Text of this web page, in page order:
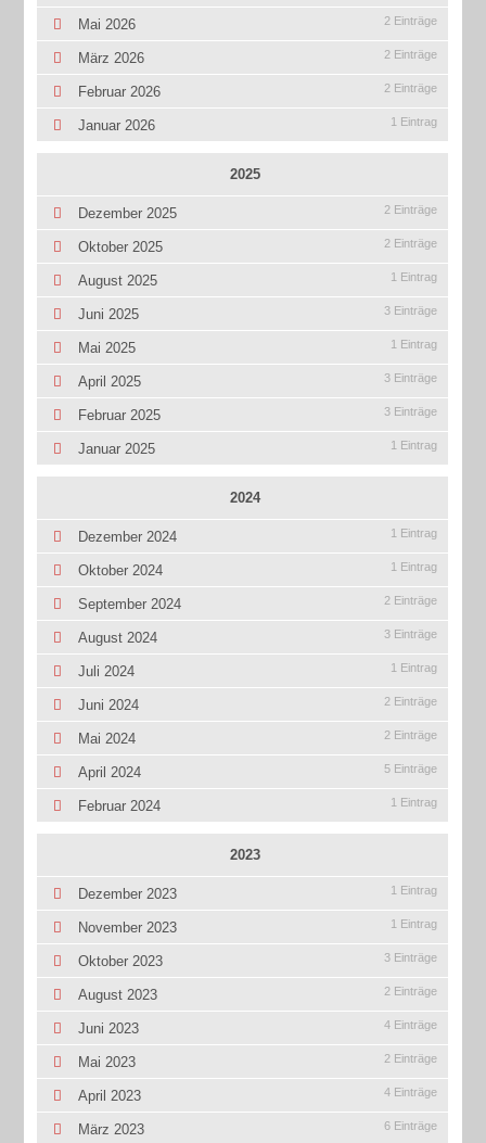
Mai 2026 2 Einträge
März 2026 2 Einträge
Februar 2026 2 Einträge
Januar 2026 1 Eintrag
2025
Dezember 2025 2 Einträge
Oktober 2025 2 Einträge
August 2025 1 Eintrag
Juni 2025 3 Einträge
Mai 2025 1 Eintrag
April 2025 3 Einträge
Februar 2025 3 Einträge
Januar 2025 1 Eintrag
2024
Dezember 2024 1 Eintrag
Oktober 2024 1 Eintrag
September 2024 2 Einträge
August 2024 3 Einträge
Juli 2024 1 Eintrag
Juni 2024 2 Einträge
Mai 2024 2 Einträge
April 2024 5 Einträge
Februar 2024 1 Eintrag
2023
Dezember 2023 1 Eintrag
November 2023 1 Eintrag
Oktober 2023 3 Einträge
August 2023 2 Einträge
Juni 2023 4 Einträge
Mai 2023 2 Einträge
April 2023 4 Einträge
März 2023 6 Einträge